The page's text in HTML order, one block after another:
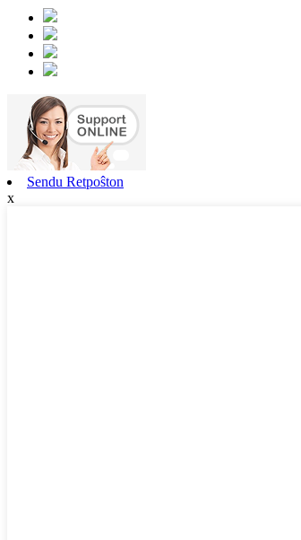
Sendu Retpoŝton
x